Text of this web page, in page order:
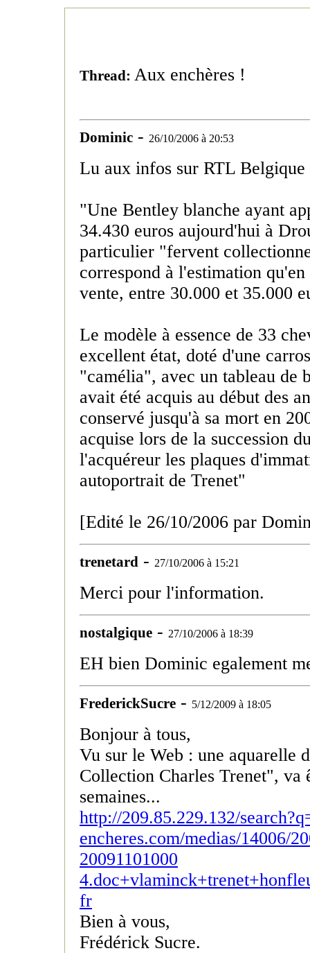
Thread: Aux enchères !
Dominic - 26/10/2006 à 20:53
Lu aux infos sur RTL Belgique
"Une Bentley blanche ayant
34.430 euros aujourd'hui à
particulier "fervent
correspond à l'estimation
vente, entre 30.000 et 35.000
Le modèle à essence de 33
excellent état, doté d'une
"camélia", avec un tableau de
avait été acquis au début des
conservé jusqu'à sa mort en
acquise lors de la succession
l'acquéreur les plaques
autoportrait de Trenet"
[Edité le 26/10/2006 par
trenetard - 27/10/2006 à 15:21
Merci pour l'information.
nostalgique - 27/10/2006 à 18:39
EH bien Dominic egalement
FrederickSucre - 5/12/2009 à 18:05
Bonjour à tous,
Vu sur le Web : une aquarelle
Collection Charles Trenet", va
semaines...
http://209.85.229.132/
encheres.com/medias/14006/
20091101000
fr
Bien à vous,
Frédérick Sucre.